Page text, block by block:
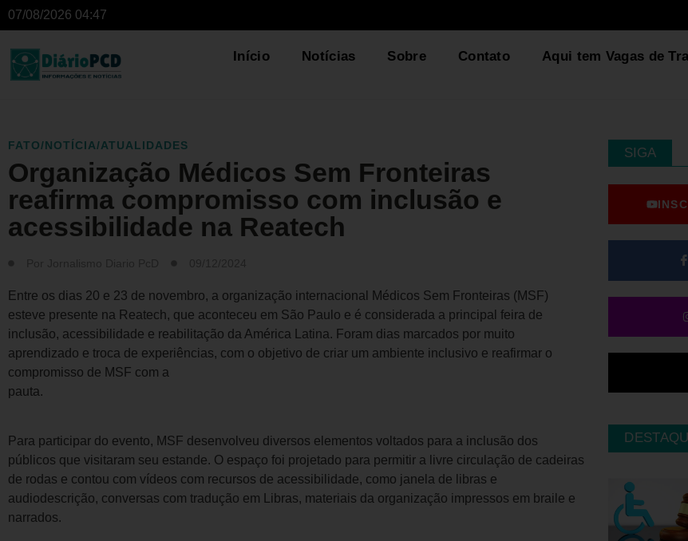
07/08/2026 04:47
Início Notícias Sobre Contato Aqui tem Vagas de
FATO/NOTÍCIA/ATUALIDADES
Organização Médicos Sem Fronteiras
reafirma compromisso com inclusão e
acessibilidade na Reatech
Entre os dias 20 e 23 de novembro, a organização internacional Médicos Sem Fronteiras (MSF)
esteve presente na Reatech, que aconteceu em São Paulo e é considerada a principal feira de
inclusão, acessibilidade e reabilitação da América Latina. Foram dias marcados por muito
aprendizado e troca de experiências, com o objetivo de criar um ambiente inclusivo e reafirmar o
compromisso de MSF com a
pauta.
Para participar do evento, MSF desenvolveu diversos elementos voltados para a inclusão dos
públicos que visitaram seu estande. O espaço foi projetado para permitir a livre circulação de cadeiras
de rodas e contou com vídeos com recursos de acessibilidade, como janela de libras e
audiodescrição, conversas com tradução em Libras, materiais da organização impressos em braile e
narrados.
SIGA